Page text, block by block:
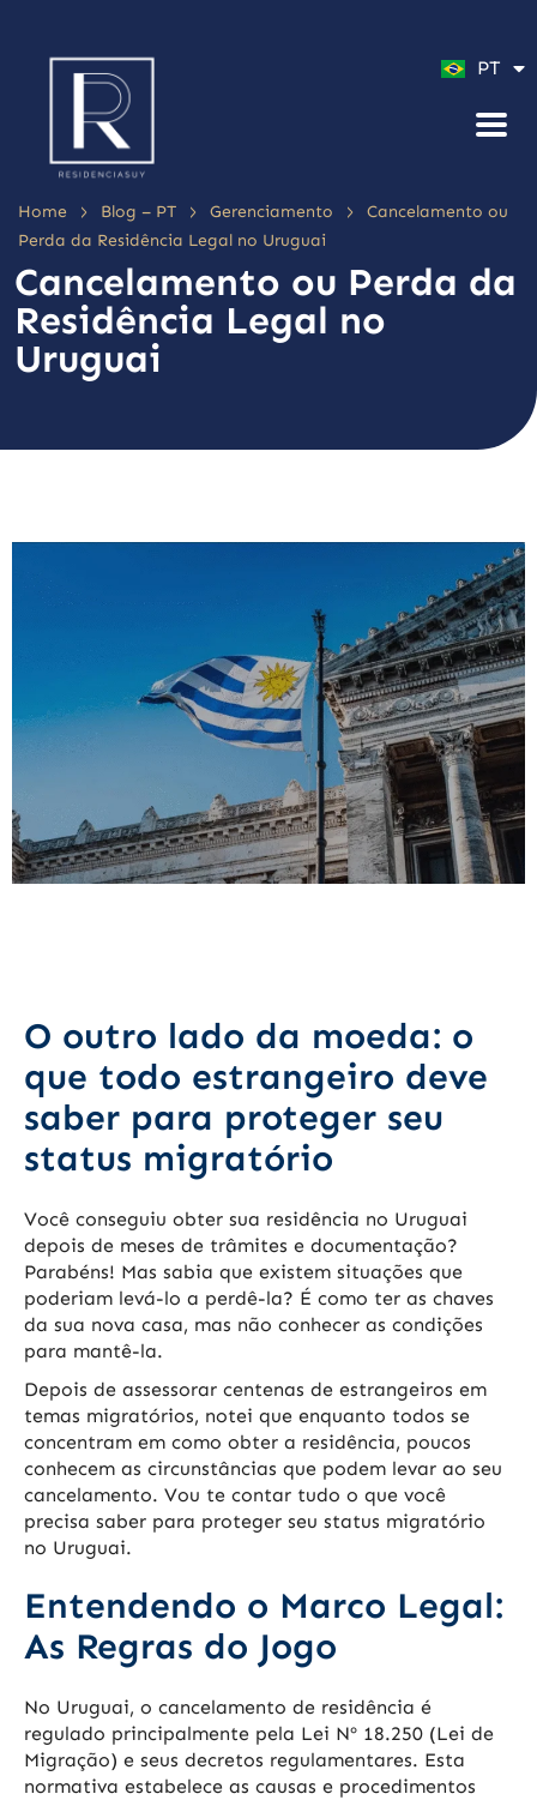
PT
EN
Home > Blog – PT > Gerenciamento >
Cancelamento ou
Perda da Residência Legal no Uruguai
Cancelamento ou Perda da
Residência Legal no
Uruguai
O outro lado da moeda: o
que todo estrangeiro deve
saber para proteger seu
status migratório
Você conseguiu obter sua residência no Uruguai
depois de meses de trâmites e documentação?
Parabéns! Mas sabia que existem situações que
poderiam levá-lo a perdê-la? É como ter as chaves
da sua nova casa, mas não conhecer as condições
para mantê-la.
Depois de assessorar centenas de estrangeiros em
temas migratórios, notei que enquanto todos se
concentram em como obter a residência, poucos
conhecem as circunstâncias que podem levar ao seu
cancelamento. Vou te contar tudo o que você
precisa saber para proteger seu status migratório
no Uruguai.
Entendendo o Marco Legal:
As Regras do Jogo
No Uruguai, o cancelamento de residência é
regulado principalmente pela Lei Nº 18.250 (Lei de
Migração) e seus decretos regulamentares. Esta
normativa estabelece as causas e procedimentos